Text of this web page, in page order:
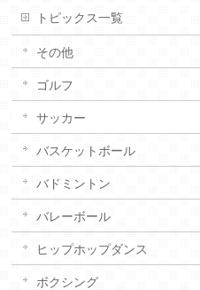
トピックス一覧
その他
ゴルフ
サッカー
バスケットボール
バドミントン
バレーボール
ヒップホップダンス
ボクシング